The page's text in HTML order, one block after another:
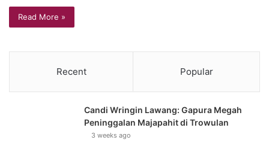
Read More »
Recent Popular
Candi Wringin Lawang: Gapura Megah
Peninggalan Majapahit di Trowulan
3 weeks ago